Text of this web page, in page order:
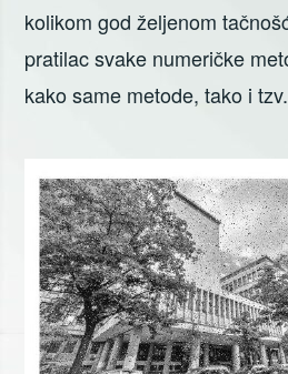
kolikom god željenom
pratilac svake numeričke
kako same metode, tako i